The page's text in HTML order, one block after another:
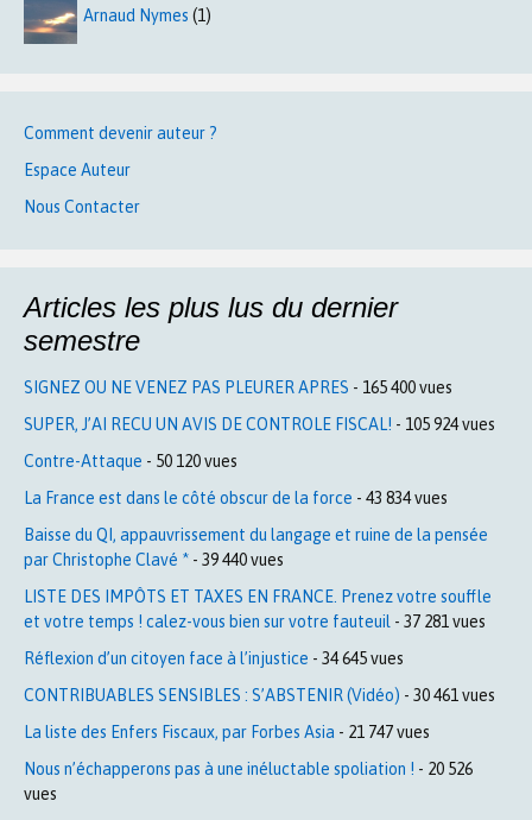
Arnaud Nymes (1)
Comment devenir auteur ?
Espace Auteur
Nous Contacter
Articles les plus lus du dernier
semestre
SIGNEZ OU NE VENEZ PAS PLEURER APRES - 165 400 vues
SUPER, J’AI RECU UN AVIS DE CONTROLE FISCAL! - 105 924 vues
Contre-Attaque - 50 120 vues
La France est dans le côté obscur de la force - 43 834 vues
Baisse du QI, appauvrissement du langage et ruine de la pensée
par Christophe Clavé * - 39 440 vues
LISTE DES IMPÔTS ET TAXES EN FRANCE. Prenez votre souffle
et votre temps ! calez-vous bien sur votre fauteuil - 37 281 vues
Réflexion d’un citoyen face à l’injustice - 34 645 vues
CONTRIBUABLES SENSIBLES : S’ABSTENIR (Vidéo) - 30 461 vues
La liste des Enfers Fiscaux, par Forbes Asia - 21 747 vues
Nous n’échapperons pas à une inéluctable spoliation ! - 20 526
vues